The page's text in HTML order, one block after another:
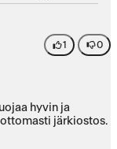
1 0
hyvin ja
järkiostos.